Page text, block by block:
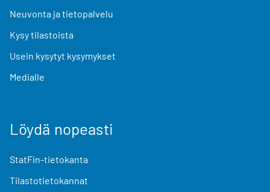
Neuvonta ja tietopalvelu
Kysy tilastoista
Usein kysytyt kysymykset
Medialle
Löydä nopeasti
StatFin-tietokanta
Tilastotietokannat